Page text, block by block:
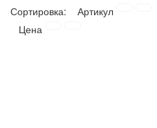
Сортировка: Артикул
Цена